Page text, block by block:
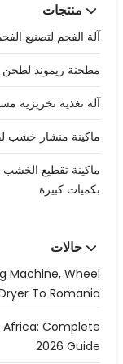
منتجات
آلة الفحم لتصنيع
مطحنة ريموند
آلة تغذية تخريزية
ماكينة منشار خشب
ماكينة تقطيع
بكميات كبيرة
حالات
Machine, Wheel
To Romania
Africa: Complete
2026 Guide